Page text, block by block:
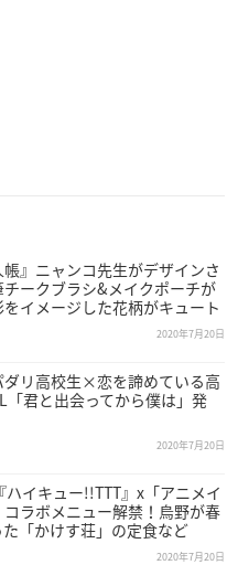
帳』ニャンコ先生がデザインさ
チークブラシ&メイクポーチが
イメージした花柄がキュート
2020年7月20日
ダリ高校生×恋を諦めている高
「君と出会ってから僕は」発
2020年7月20日
ハイキュー!!TTT』x「アニメイ
コラボメニュー解禁！烏野が春
「かけす荘」の定食など
2020年7月20日